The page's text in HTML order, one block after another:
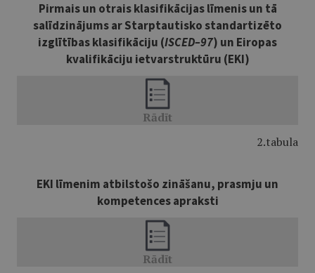
Pirmais un otrais klasifikācijas līmenis un tā
salīdzinājums ar Starptautisko standartizēto
izglītības klasifikāciju (ISCED–97) un Eiropas
kvalifikāciju ietvarstruktūru (EKI)
2.tabula
EKI līmenim atbilstošo zināšanu, prasmju un
kompetences apraksti